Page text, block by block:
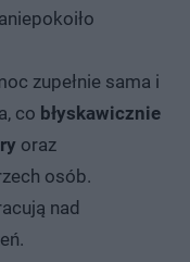
zupełnie sama i
co błyskawicznie
oraz
osób.
nad